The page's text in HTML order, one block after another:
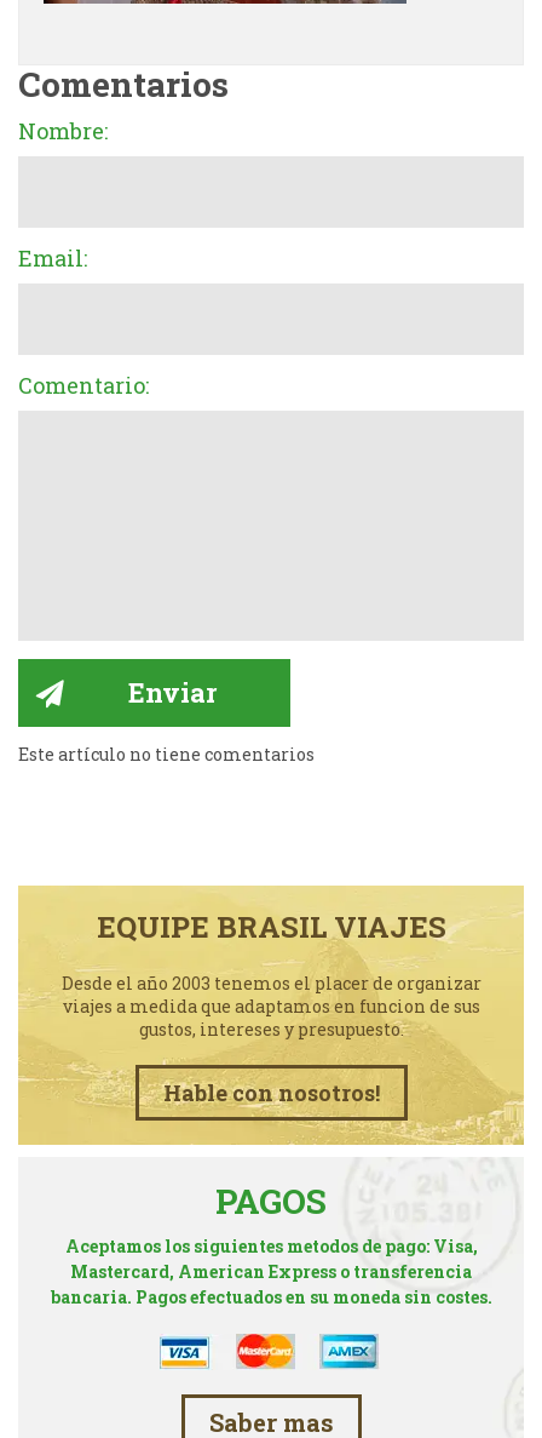
Comentarios
Nombre:
Email:
Comentario:
Este artículo no tiene comentarios
EQUIPE BRASIL VIAJES
Desde el año 2003 tenemos el placer de organizar
viajes a medida que adaptamos en funcion de sus
gustos, intereses y presupuesto.
Hable con nosotros!
PAGOS
Aceptamos los siguientes metodos de pago: Visa,
Mastercard, American Express o transferencia
bancaria. Pagos efectuados en su moneda sin costes.
Saber mas